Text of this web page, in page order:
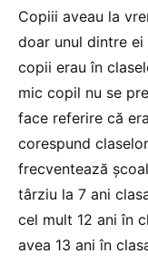
Copiii aveau la
doar unul dintre ei
copii erau în
mic copil nu se
face referire că
corespund
frecventează
târziu la 7 ani
cel mult 12 ani în
avea 13 ani în